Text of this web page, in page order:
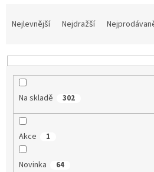
n
Nejlevnější Nejdražší
Na skladě 302
Akce 1
Novinka 64